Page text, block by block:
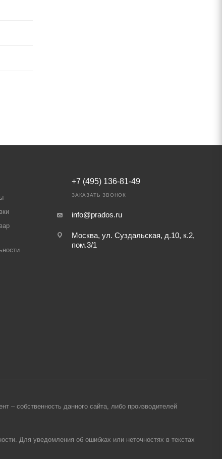
+7 (495) 136-81-49
ЗАКАЗАТЬ ЗВОНОК
info@prados.ru
Москва, ул. Суздальская, д.10, к.2,
пом.3/1
– собственность данного сайта, либо производителей
Для уведомления об ошибках или неточностях в текстах